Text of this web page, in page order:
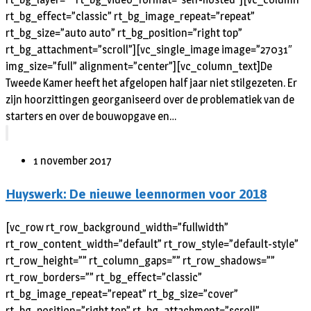
rt_bg_effect=”classic” rt_bg_image_repeat=”repeat”
rt_bg_size=”auto auto” rt_bg_position=”right top”
rt_bg_attachment=”scroll”][vc_single_image image=”27031″
img_size=”full” alignment=”center”][vc_column_text]De
Tweede Kamer heeft het afgelopen half jaar niet stilgezeten. Er
zijn hoorzittingen georganiseerd over de problematiek van de
starters en over de bouwopgave en…
1 november 2017
Huyswerk: De nieuwe leennormen voor 2018
[vc_row rt_row_background_width=”fullwidth”
rt_row_content_width=”default” rt_row_style=”default-style”
rt_row_height=”” rt_column_gaps=”” rt_row_shadows=””
rt_row_borders=”” rt_bg_effect=”classic”
rt_bg_image_repeat=”repeat” rt_bg_size=”cover”